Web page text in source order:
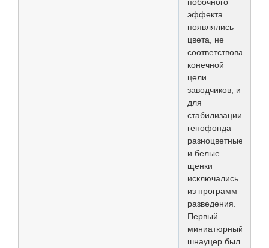
эффекта
появлялись
цвета, не
соответствовавшие
конечной
цели
заводчиков, и
для
стабилизации
генофонда
разноцветные
и белые
щенки
исключались
из программ
разведения.
Первый
миниатюрный
шнауцер был